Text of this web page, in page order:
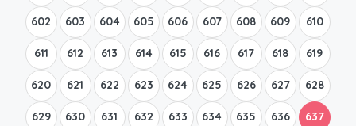
602 603 604 605 606 607 608 609 610
611 612 613 614 615 616 617 618 619
620 621 622 623 624 625 626 627 628
629 630 631 632 633 634 635 636 637